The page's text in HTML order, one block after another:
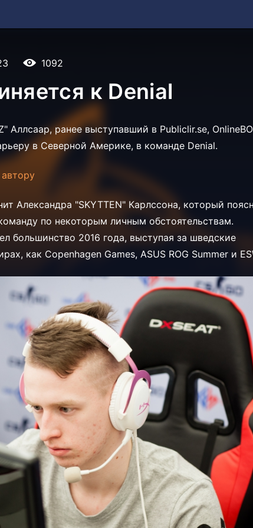
1092
к Denial
Аллсаар, ранее выступавший в Publiclir.se,
в Северной Америке, в команде Denial.
автору
Александра "SKYTTEN" Карлссона, который
по некоторым личным обстоятельствам.
большинство 2016 года, выступая за шведские
как Copenhagen Games, ASUS ROG Summer и